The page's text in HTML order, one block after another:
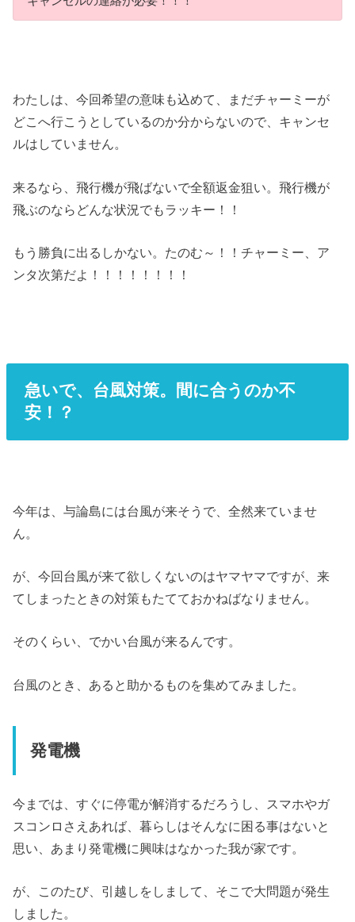
わたしは、今回希望の意味も込めて、まだチャーミーが
どこへ行こうとしているのか分からないので、キャンセ
ルはしていません。
来るなら、飛行機が飛ばないで全額返金狙い。飛行機が
飛ぶのならどんな状況でもラッキー！！
もう勝負に出るしかない。たのむ～！！チャーミー、ア
ンタ次第だよ！！！！！！！！
急いで、台風対策。間に合うのか不
安！？
今年は、与論島には台風が来そうで、全然来ていませ
ん。
が、今回台風が来て欲しくないのはヤマヤマですが、来
てしまったときの対策もたてておかねばなりません。
そのくらい、でかい台風が来るんです。
台風のとき、あると助かるものを集めてみました。
発電機
今までは、すぐに停電が解消するだろうし、スマホやガ
スコンロさえあれば、暮らしはそんなに困る事はないと
思い、あまり発電機に興味はなかった我が家です。
が、このたび、引越しをしまして、そこで大問題が発生
しました。